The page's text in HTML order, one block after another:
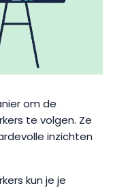
om de
te volgen. Ze
inzichten
kun je je